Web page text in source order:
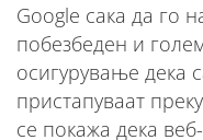
Google сака да го
побезбеден и
осигурување дека
пристапуваат
се покажа дека